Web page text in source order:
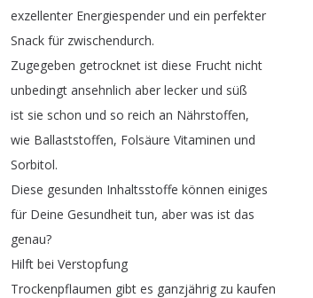
exzellenter Energiespender und ein perfekter
Snack für zwischendurch.
Zugegeben getrocknet ist diese Frucht nicht
unbedingt ansehnlich aber lecker und süß
ist sie schon und so reich an Nährstoffen,
wie Ballaststoffen, Folsäure Vitaminen und
Sorbitol.
Diese gesunden Inhaltsstoffe können einiges
für Deine Gesundheit tun, aber was ist das
genau?
Hilft bei Verstopfung
Trockenpflaumen gibt es ganzjährig zu kaufen